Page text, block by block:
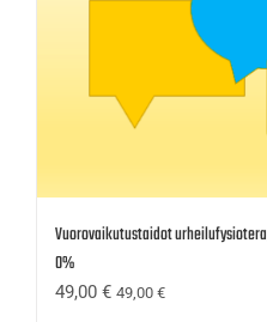
Vuorovaikutustaidot
0%
49,00 € 49,00 €